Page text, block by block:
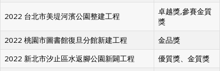
2022 台北市美堤河濱公園整建工程
卓越獎,參賽金質
獎
2022 桃園市圖書館復旦分館新建工程
金品獎
2022 新北市汐止區水返腳公園新闢工程
優質獎、金質獎